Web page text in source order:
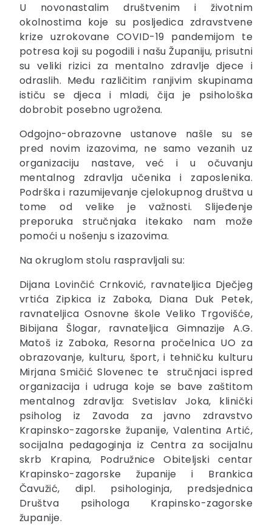
U novonastalim društvenim i životnim
okolnostima koje su posljedica zdravstvene
krize uzrokovane COVID-19 pandemijom te
potresa koji su pogodili i našu Županiju, prisutni
su veliki rizici za mentalno zdravlje djece i
odraslih. Među različitim ranjivim skupinama
ističu se djeca i mladi, čija je psihološka
dobrobit posebno ugrožena.
Odgojno-obrazovne ustanove našle su se
pred novim izazovima, ne samo vezanih uz
organizaciju nastave, već i u očuvanju
mentalnog zdravlja učenika i zaposlenika.
Podrška i razumijevanje cjelokupnog društva u
tome od velike je važnosti. Slijeđenje
preporuka stručnjaka itekako nam može
pomoći u nošenju s izazovima.
Na okruglom stolu raspravljali su:
Dijana Lovinčić Crnković, ravnateljica Dječjeg
vrtića Zipkica iz Zaboka, Diana Duk Petek,
ravnateljica Osnovne škole Veliko Trgovišće,
Bibijana Šlogar, ravnateljica Gimnazije A.G.
Matoš iz Zaboka, Resorna pročelnica UO za
obrazovanje, kulturu, šport, i tehničku kulturu
Mirjana Smičić Slovenec te stručnjaci ispred
organizacija i udruga koje se bave zaštitom
mentalnog zdravlja: Svetislav Joka, klinički
psiholog iz Zavoda za javno zdravstvo
Krapinsko-zagorske županije, Valentina Artić,
socijalna pedagoginja iz Centra za socijalnu
skrb Krapina, Podružnice Obiteljski centar
Krapinsko-zagorske županije i Brankica
Čavužić, dipl. psihologinja, predsjednica
Društva psihologa Krapinsko-zagorske
županije.